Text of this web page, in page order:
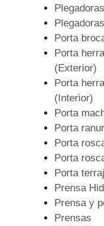
Porta
Porta
(Exterior)
Porta
(Interior)
Porta
Porta
Porta
Porta
Porta
Prensa
Prensa y
Prensas